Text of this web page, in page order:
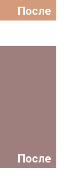
После
После